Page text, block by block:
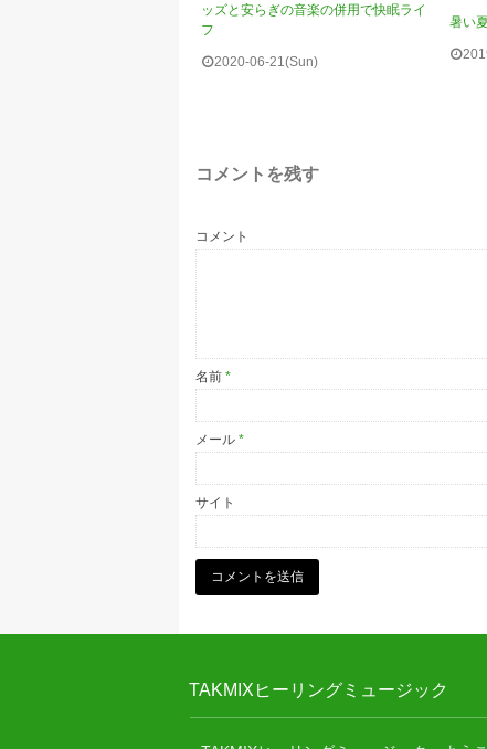
ッズと安らぎの音楽の併用で快眠ライ
フ
2020-06-21(Sun)
暑い
コメントを残す
コメント
名前 *
メール *
サイト
TAKMIXヒーリングミュージック